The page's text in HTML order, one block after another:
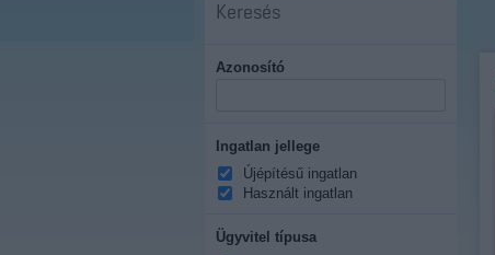
Keresés
Azonosító
Ingatlan jellege
Újépítésű ingatlan
Használt ingatlan
Ügyvitel típusa